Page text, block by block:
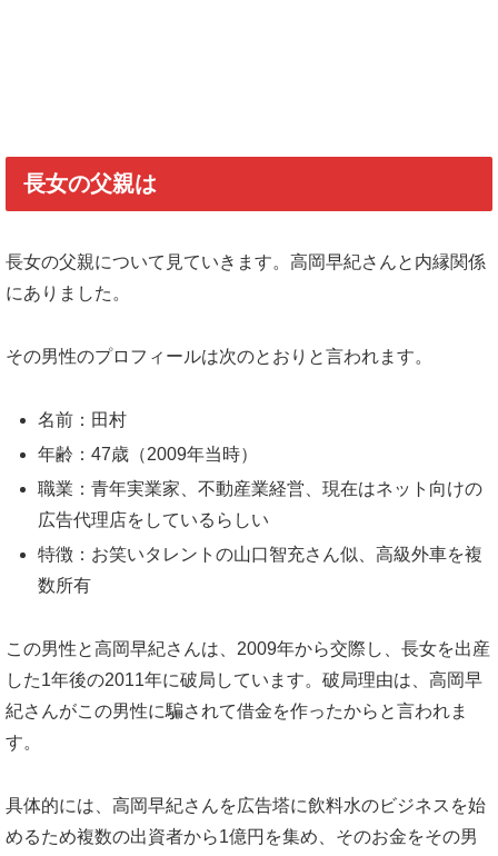
長女の父親は
長女の父親について見ていきます。高岡早紀さんと内縁関係
にありました。
その男性のプロフィールは次のとおりと言われます。
名前：田村
年齢：47歳（2009年当時）
職業：青年実業家、不動産業経営、現在はネット向けの
広告代理店をしているらしい
特徴：お笑いタレントの山口智充さん似、高級外車を複
数所有
この男性と高岡早紀さんは、2009年から交際し、長女を出産
した1年後の2011年に破局しています。破局理由は、高岡早
紀さんがこの男性に騙されて借金を作ったからと言われま
す。
具体的には、高岡早紀さんを広告塔に飲料水のビジネスを始
めるため複数の出資者から1億円を集め、そのお金をその男